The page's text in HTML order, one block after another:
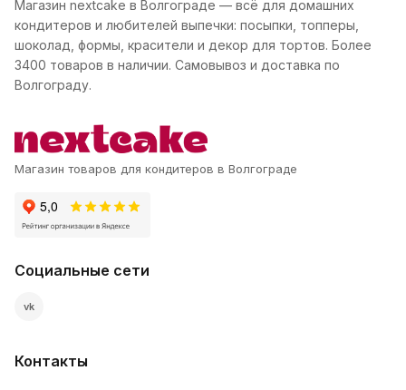
Магазин nextcake в Волгограде — всё для домашних
кондитеров и любителей выпечки: посыпки, топперы,
шоколад, формы, красители и декор для тортов. Более
3400 товаров в наличии. Самовывоз и доставка по
Волгограду.
Магазин товаров для кондитеров в Волгограде
Социальные сети
vk
Контакты